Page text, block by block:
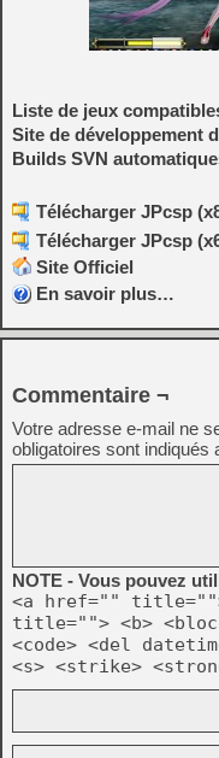
Liste de jeux
Site de développement
Builds SVN
Télécharger JPcsp
Télécharger JPcsp
Site Officiel
En savoir plus…
Commentaire ¬
Votre adresse e-mail ne
obligatoires sont indiqués
NOTE - Vous pouvez
<a href=""
title=""> <b>
<code> <del
<s> <strike>